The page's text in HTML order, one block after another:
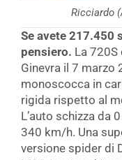
Ricciardo
Se avete 217.450
pensiero. La 720S
Ginevra il 7 marzo
monoscocca in
rigida rispetto al
L’auto schizza da
340 km/h. Una
versione spider di